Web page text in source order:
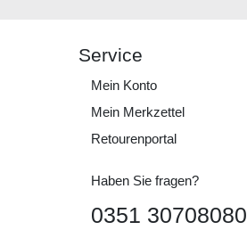
Service
Mein Konto
Mein Merkzettel
Retourenportal
Haben Sie fragen?
0351 30708080